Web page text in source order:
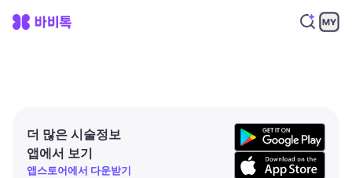
더 많은 시술정보
앱에서 보기
앱스토어에서 다운받기